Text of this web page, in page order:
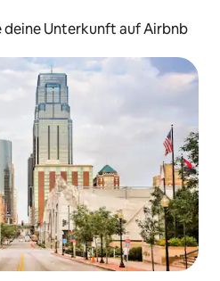
deine Unterkunft auf Airbnb